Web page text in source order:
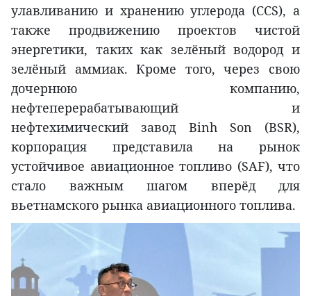
улавливанию и хранению углерода (CCS), а
также продвижению проектов чистой
энергетики, таких как зелёный водород и
зелёный аммиак. Кроме того, через свою
дочернюю компанию,
нефтеперерабатывающий и
нефтехимический завод Binh Son (BSR),
корпорация представила на рынок
устойчивое авиационное топливо (SAF), что
стало важным шагом вперёд для
вьетнамского рынка авиационного топлива.